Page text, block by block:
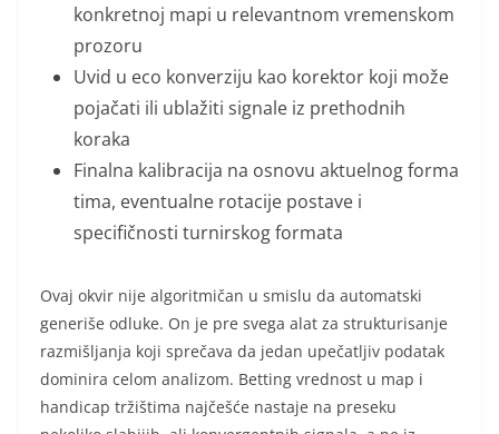
konkretnoj mapi u relevantnom vremenskom
prozoru
Uvid u eco konverziju kao korektor koji može
pojačati ili ublažiti signale iz prethodnih
koraka
Finalna kalibracija na osnovu aktuelnog forma
tima, eventualne rotacije postave i
specifičnosti turnirskog formata
Ovaj okvir nije algoritmičan u smislu da automatski
generiše odluke. On je pre svega alat za strukturisanje
razmišljanja koji sprečava da jedan upečatljiv podatak
dominira celom analizom. Betting vrednost u map i
handicap tržištima najčešće nastaje na preseku